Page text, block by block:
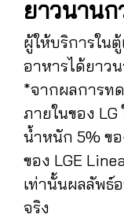
ยาวนานก
ผู้ให้บริการใน
อาหารได้ยาว
*จากผลการท
ภายในของ LG
น้ำหนัก 5% ข
ของ LGE
เท่านั้นผลลัพธ์
จริง